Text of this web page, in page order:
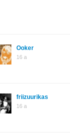
Ooker
16 a
friizuurikas
16 a